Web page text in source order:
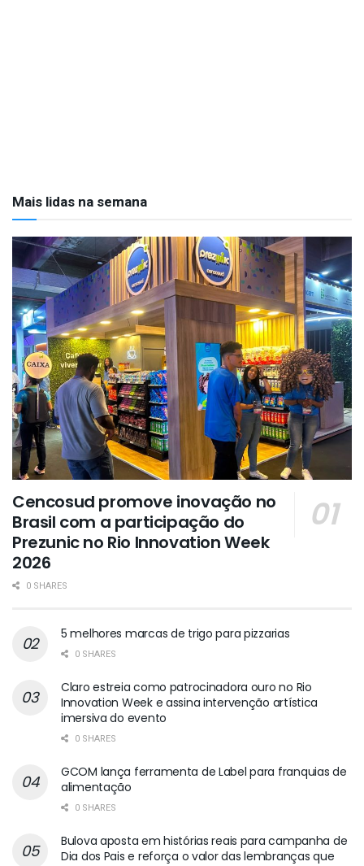
Mais lidas na semana
Cencosud promove inovação no
Brasil com a participação do
Prezunic no Rio Innovation Week
2026
0 SHARES
5 melhores marcas de trigo para pizzarias
0 SHARES
Claro estreia como patrocinadora ouro no Rio
Innovation Week e assina intervenção artística
imersiva do evento
0 SHARES
GCOM lança ferramenta de Label para franquias de
alimentação
0 SHARES
Bulova aposta em histórias reais para campanha de
Dia dos Pais e reforça o valor das lembranças que